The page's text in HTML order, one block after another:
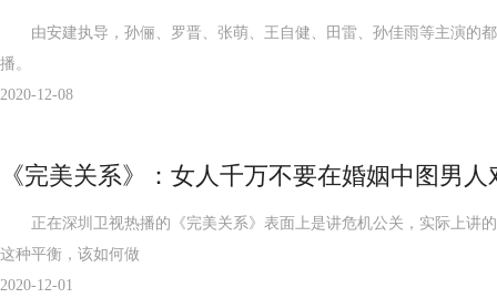
由安建执导，孙俪、罗晋、张萌、王自健、田雷、孙佳雨等主演的都
播。
2020-12-08
《完美关系》：女人千万不要在婚姻中图男
正在深圳卫视热播的《完美关系》表面上是讲危机公关，实际上讲
这种平衡，该如何做
2020-12-01